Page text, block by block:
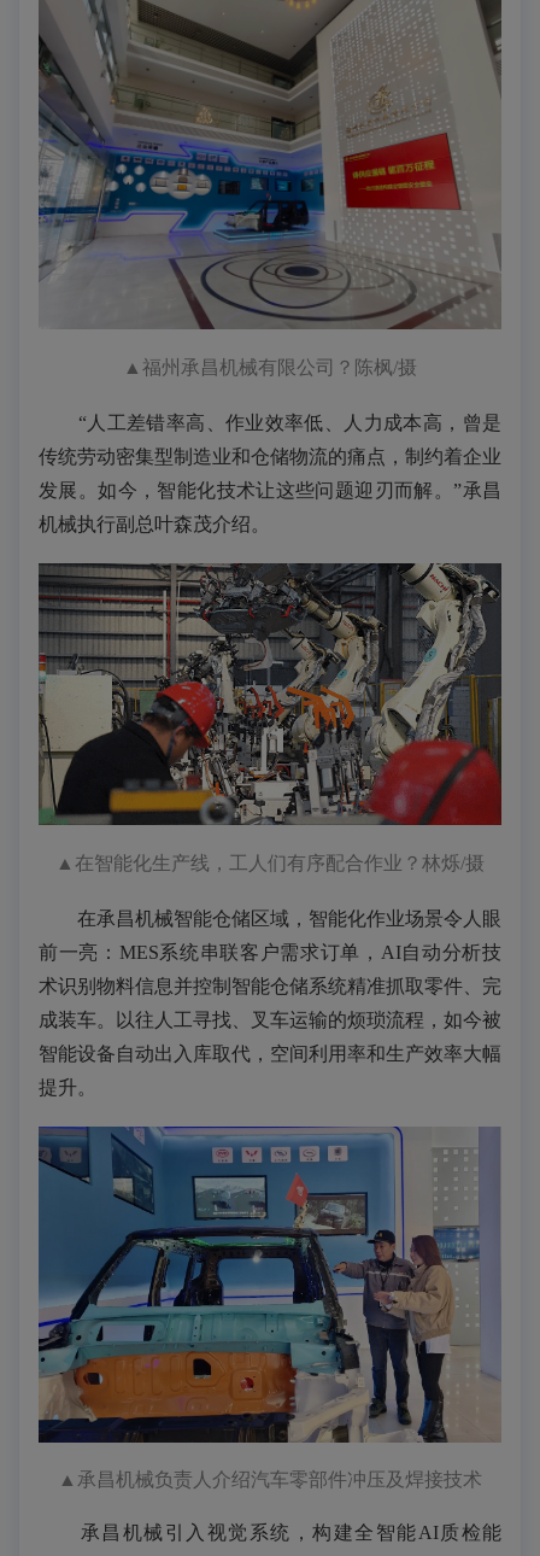
▲ 福州承昌机械有限公司 ？陈枫/摄
“人工差错率高、作业效率低、人力成本高，曾是
传统劳动密集型制造业和仓储物流的痛点，制约着企业
发展。如今，智能化技术让这些问题迎刃而解。”承昌
机械执行副总叶森茂介绍。
▲ 在智能化生产线，工人们有序配合作业 ？林烁/摄
在承昌机械智能仓储区域，智能化作业场景令人眼
前一亮：MES系统串联客户需求订单，AI自动分析技
术识别物料信息并控制智能仓储系统精准抓取零件、完
成装车。以往人工寻找、叉车运输的烦琐流程，如今被
智能设备自动出入库取代，空间利用率和生产效率大幅
提升。
▲ 承昌机械负责人介绍汽车零部件冲压及焊接技术
承昌机械引入视觉系统，构建全智能AI质检能